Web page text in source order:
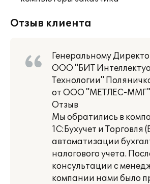
Отзыв клиента
Генеральному
ООО "БИТ
Технологии"
от ООО "МЕТЛЕС-ММГ"
Отзыв
Мы обратились в
1С:Бухучет и Торговля
автоматизации
налогового учета.
консультации с
компании нами было